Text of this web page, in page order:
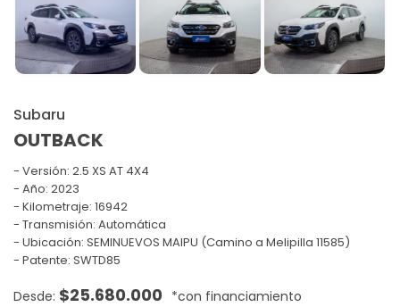
Subaru
OUTBACK
Versión: 2.5 XS AT 4X4
Año: 2023
Kilometraje: 16942
Transmisión: Automática
Ubicación: SEMINUEVOS MAIPU (Camino a Melipilla 11585)
Patente: SWTD85
$25.680.000